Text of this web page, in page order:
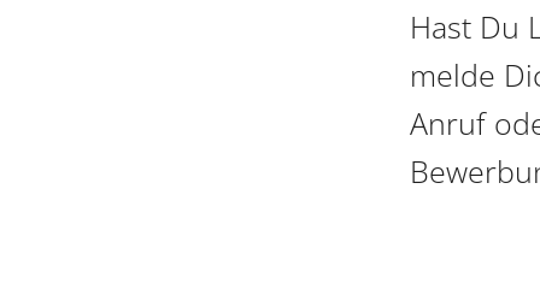
Hast Du
melde
Anruf